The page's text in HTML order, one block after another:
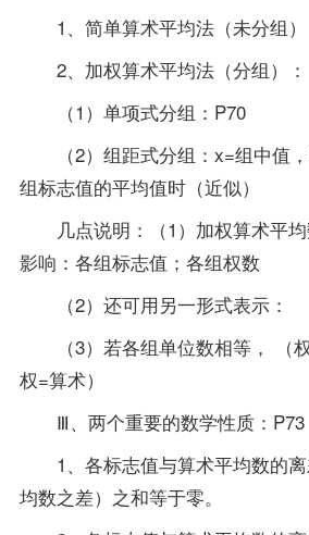
1、简单算术平均法（未分组）
2、加权算术平均法（分组）：
（1）单项式分组：P70
（2）组距式分组：x=组中值，
组标志值的平均值时（近似）
几点说明：（1）加权算术平均
影响：各组标志值；各组权数
（2）还可用另一形式表示：
（3）若各组单位数相等， （
权=算术）
Ⅲ、两个重要的数学性质：P73
1、各标志值与算术平均数的离
均数之差）之和等于零。